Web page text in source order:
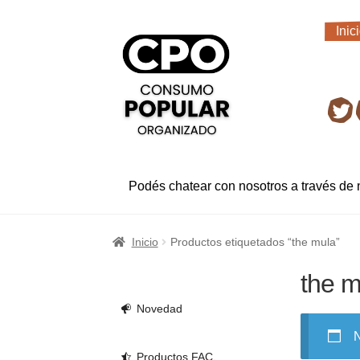
navegación
al
contenido
Podés chatear con nosotros a través de
Inicio Productos etiquetados “the mula”
the
Novedad
Productos FAC.